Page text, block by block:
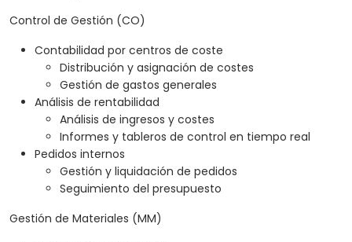
Control de Gestión (CO)
Contabilidad por centros de coste
Distribución y asignación de costes
Gestión de gastos generales
Análisis de rentabilidad
Análisis de ingresos y costes
Informes y tableros de control en tiempo real
Pedidos internos
Gestión y liquidación de pedidos
Seguimiento del presupuesto
Gestión de Materiales (MM)